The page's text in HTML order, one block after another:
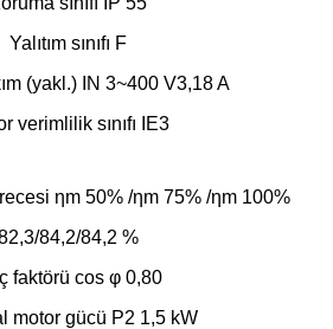
Yalıtım sınıfı F
(yakl.) IN 3~400 V3,18 A
verimlilik sınıfı IE3
ηm 50% /ηm 75% /ηm 100%
84,2/84,2 %
faktörü cos φ 0,80
motor gücü P2 1,5 kW